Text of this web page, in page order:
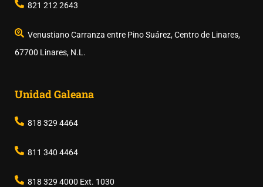
821 212 2643
Venustiano Carranza entre Pino Suárez, Centro de Linares,
67700 Linares, N.L.
Unidad Galeana
818 329 4464
811 340 4464
818 329 4000 Ext. 1030